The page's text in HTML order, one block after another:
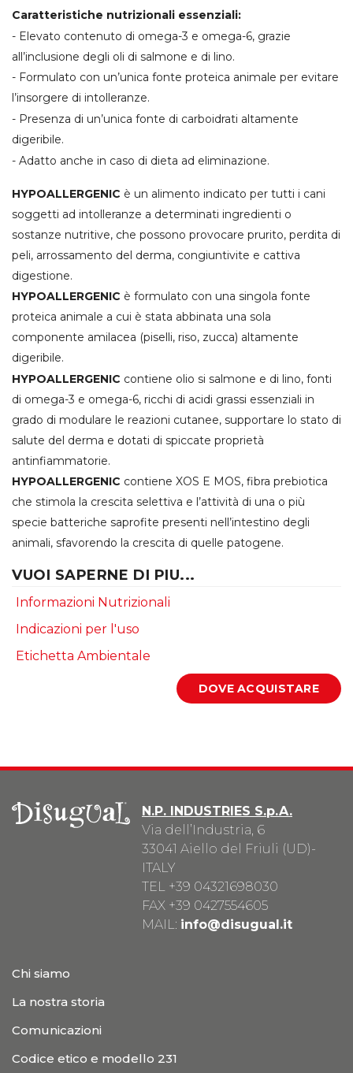
Caratteristiche nutrizionali essenziali:
- Elevato contenuto di omega-3 e omega-6, grazie
all’inclusione degli oli di salmone e di lino.
- Formulato con un’unica fonte proteica animale per evitare
l’insorgere di intolleranze.
- Presenza di un’unica fonte di carboidrati altamente
digeribile.
- Adatto anche in caso di dieta ad eliminazione.
HYPOALLERGENIC è un alimento indicato per tutti i cani
soggetti ad intolleranze a determinati ingredienti o
sostanze nutritive, che possono provocare prurito, perdita di
peli, arrossamento del derma, congiuntivite e cattiva
digestione.
HYPOALLERGENIC è formulato con una singola fonte
proteica animale a cui è stata abbinata una sola
componente amilacea (piselli, riso, zucca) altamente
digeribile.
HYPOALLERGENIC contiene olio si salmone e di lino, fonti
di omega-3 e omega-6, ricchi di acidi grassi essenziali in
grado di modulare le reazioni cutanee, supportare lo stato di
salute del derma e dotati di spiccate proprietà
antinfiammatorie.
HYPOALLERGENIC contiene XOS E MOS, fibra prebiotica
che stimola la crescita selettiva e l’attività di una o più
specie batteriche saprofite presenti nell’intestino degli
animali, sfavorendo la crescita di quelle patogene.
VUOI SAPERNE DI PIU...
Informazioni Nutrizionali
Indicazioni per l'uso
Etichetta Ambientale
N.P. INDUSTRIES S.p.A.
Via dell’Industria, 6
33041 Aiello del Friuli (UD)-
ITALY
TEL +39 04321698030
FAX +39 0427554605
MAIL: info@disugual.it
Chi siamo
La nostra storia
Comunicazioni
Codice etico e modello 231